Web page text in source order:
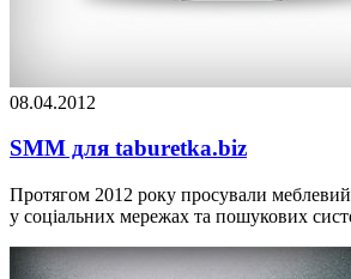
08.04.2012
SMM для taburetka.biz
Протягом 2012 року просували
у соціальних мережах та пошукових